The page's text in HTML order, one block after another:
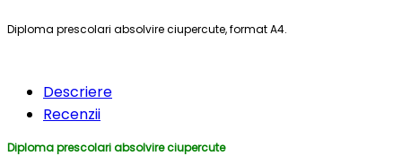
Diploma prescolari absolvire ciupercute, format A4.
Descriere
Recenzii
Diploma prescolari absolvire ciupercute